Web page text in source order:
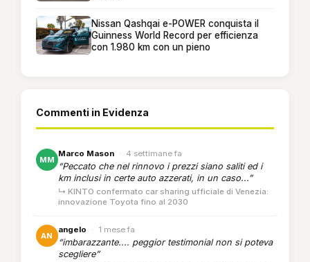
Nissan Qashqai e-POWER conquista il
Guinness World Record per efficienza
con 1.980 km con un pieno
Commenti in Evidenza
MM
Marco Mason · 4 settimane fa
“Peccato che nel rinnovo i prezzi siano saliti ed i
km inclusi in certe auto azzerati, in un caso...”
↳ KINTO confermato car sharing ufficiale di Venezia:
innovazione Toyota fino al 2030
AN
angelo · 1 mese fa
“imbarazzante.... peggior testimonial non si poteva
scegliere”